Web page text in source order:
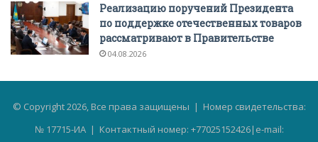
Реализацию поручений Президента
по поддержке отечественных товаров
рассматривают в Правительстве
04.08.2026
© Copyright 2026, Все права защищены | Номер свидетельства:
№ 17715-ИА | Контактный номер: +77025152426|e-mail: